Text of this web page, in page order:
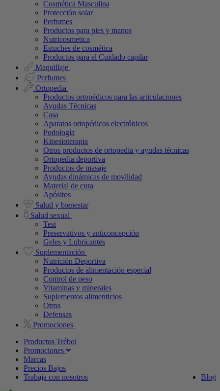
Cosmética Masculina
Protección solar
Perfumes
Productos para pies y manos
Nutricosmetica
Estuches de cosmética
Productos para el Cuidado capilar
Maquillaje
Perfumes
Ortopedia
Productos ortopédicos para las articulaciones
Ayudas Técnicas
Casa
Aparatos ortopédicos electrónicos
Podología
Kinesioterapia
Otros productos de ortopedia y ayudas técnicas
Ortopedia deportiva
Productos de masaje
Ayudas dinámicas de movilidad
Material de cura
Apósitos
Salud y bienestar
Salud sexual
Test
Preservativos y anticoncepción
Geles y Lubricantes
Suplementación
Nutrición Deportiva
Productos de alimentación especial
Control de peso
Vitaminas y minerales
Suplementos alimenticios
Otros
Defensas
Promociones
Productos Trébol
Promociones
Marcas
Precios Bajos
Blog
Trabaja con nosotros